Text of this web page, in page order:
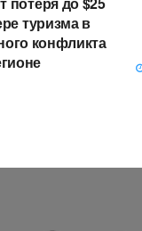
туризма в
конфликта